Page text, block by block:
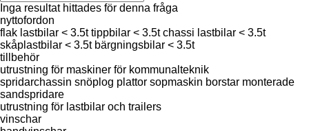
Inga resultat hittades för denna fråga
nyttofordon
flak lastbilar < 3.5t tippbilar < 3.5t chassi lastbilar < 3.5t
skåplastbilar < 3.5t bärgningsbilar < 3.5t
tillbehör
utrustning för maskiner för kommunalteknik
spridarchassin snöplog plattor sopmaskin borstar monterade
sandspridare
utrustning för lastbilar och trailers
vinschar